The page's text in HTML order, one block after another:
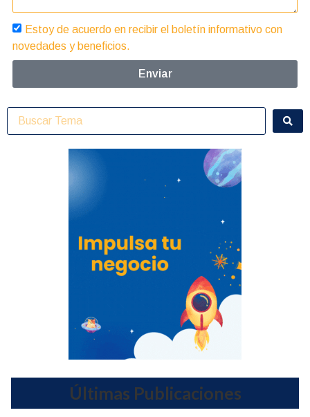
Estoy de acuerdo en recibir el boletín informativo con
novedades y beneficios.
Enviar
Últimas Publicaciones